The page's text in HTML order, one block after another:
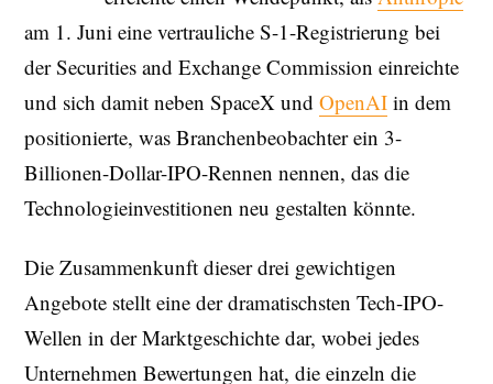
am 1. Juni eine vertrauliche S-1-Registrierung bei
der Securities and Exchange Commission einreichte
und sich damit neben SpaceX und OpenAI in dem
positionierte, was Branchenbeobachter ein 3-
Billionen-Dollar-IPO-Rennen nennen, das die
Technologieinvestitionen neu gestalten könnte.
Die Zusammenkunft dieser drei gewichtigen
Angebote stellt eine der dramatischsten Tech-IPO-
Wellen in der Marktgeschichte dar, wobei jedes
Unternehmen Bewertungen hat, die einzeln die